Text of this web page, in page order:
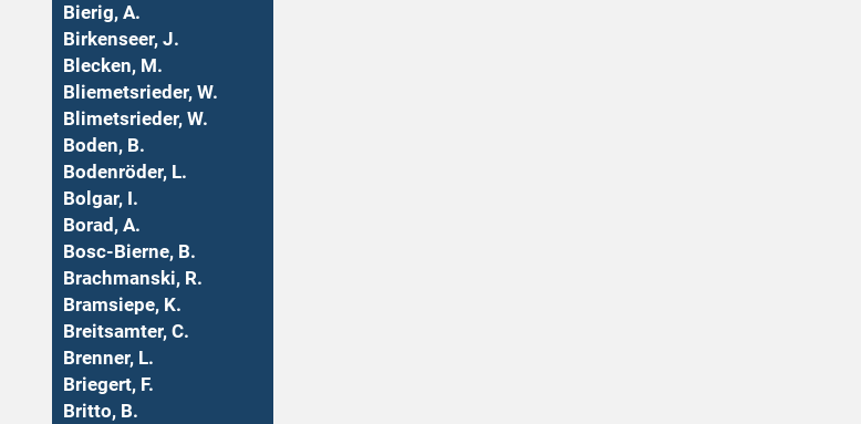
Bierig, A.
Birkenseer, J.
Blecken, M.
Bliemetsrieder, W.
Blimetsrieder, W.
Boden, B.
Bodenröder, L.
Bolgar, I.
Borad, A.
Bosc-Bierne, B.
Brachmanski, R.
Bramsiepe, K.
Breitsamter, C.
Brenner, L.
Briegert, F.
Britto, B.